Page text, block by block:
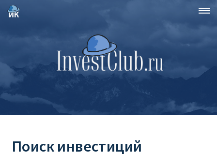
Поиск инвестиций